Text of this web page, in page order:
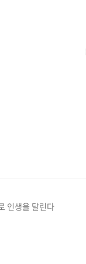
꾸는 집 관련 꿈 20가
인생을 달린다